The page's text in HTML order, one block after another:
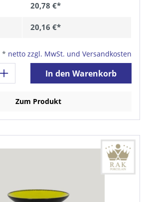
20,78 €*
20,16 €*
* netto zzgl. MwSt. und Versandkosten
In den Warenkorb
Zum Produkt